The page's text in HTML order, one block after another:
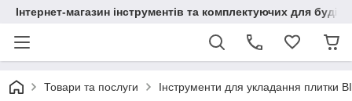
Інтернет-магазин інструментів та комплектуючих для
Товари та послуги Інструменти для укладання плитки